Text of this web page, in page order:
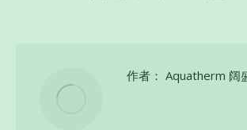
作者： Aquatherm 阔